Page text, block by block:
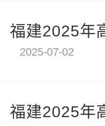
福建2025年
2025-07-02
福建2025年